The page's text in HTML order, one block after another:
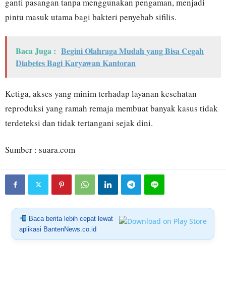
pintu masuk utama bagi bakteri penyebab sifilis.
Baca Juga : Begini Olahraga Mudah yang Bisa Cegah
Diabetes Bagi Karyawan Kantoran
Ketiga, akses yang minim terhadap layanan kesehatan
reproduksi yang ramah remaja membuat banyak kasus tidak
terdeteksi dan tidak tertangani sejak dini.
Sumber : suara.com
Baca berita lebih cepat lewat
aplikasi BantenNews.co.id